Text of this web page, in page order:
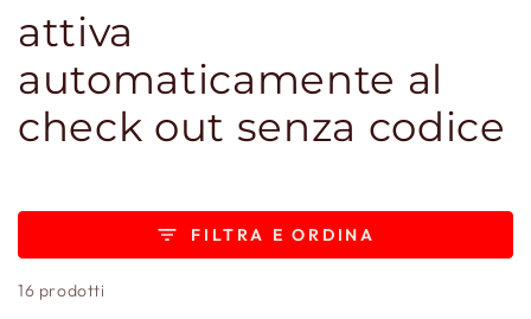
attiva
automaticamente al
check out senza codice
FILTRA E ORDINA
16 prodotti